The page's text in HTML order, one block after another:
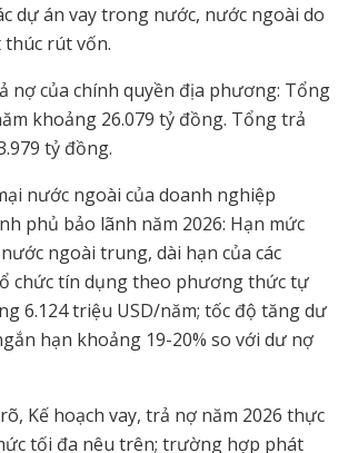
dự án vay trong nước, nước ngoài do
thúc rút vốn.
nợ của chính quyền địa phương: Tổng
khoảng 26.079 tỷ đồng. Tổng trả
tỷ đồng.
nước ngoài của doanh nghiệp
phủ bảo lãnh năm 2026: Hạn mức
ngoài trung, dài hạn của các
chức tín dụng theo phương thức tự
6.124 triệu USD/năm; tốc độ tăng dư
hạn khoảng 19-20% so với dư nợ
Kế hoạch vay, trả nợ năm 2026 thực
tối đa nêu trên; trường hợp phát